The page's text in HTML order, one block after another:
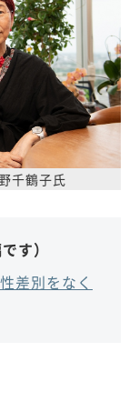
千鶴子氏
す）
差別をなく